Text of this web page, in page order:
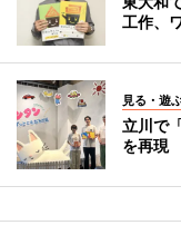
工作、
見る・遊
立川で
を再現